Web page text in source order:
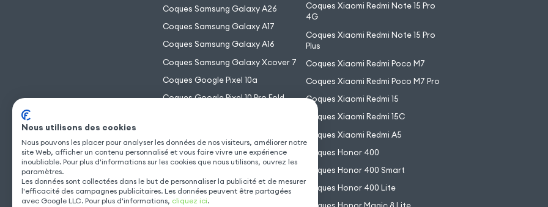
Coques Samsung Galaxy A26
Coques Samsung Galaxy A17
Coques Samsung Galaxy A16
Coques Samsung Galaxy Xcover 7
Coques Google Pixel 10a
Coques Google Pixel 10 Pro Fold
Coques Google Pixel 10
Coques Xiaomi Redmi Note 15 Pro
4G
Coques Xiaomi Redmi Note 15 Pro
Plus
Coques Xiaomi Redmi Poco M7
Coques Xiaomi Redmi Poco M7 Pro
Coques Xiaomi Redmi 15
Coques Xiaomi Redmi 15C
Coques Xiaomi Redmi A5
Coques Honor 400
Coques Honor 400 Smart
Coques Honor 400 Lite
Nous utilisons des cookies
Nous pouvons les placer pour analyser les données de nos visiteurs, améliorer notre
site Web, afficher un contenu personnalisé et vous faire vivre une expérience
inoubliable. Pour plus d'informations sur les cookies que nous utilisons, ouvrez les
paramètres.
Les données sont collectées dans le but de personnaliser la publicité et de mesurer
l'efficacité des campagnes publicitaires. Les données peuvent être partagées
avec Google LLC. Pour plus d'informations, cliquez ici.